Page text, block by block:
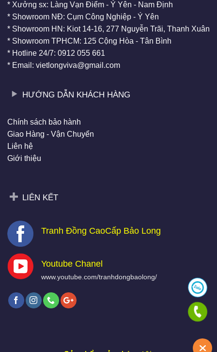
* Xưởng sx: Làng Vạn Điểm - Ý Yên - Nam Định
* Showroom NĐ: Cụm Công Nghiệp - Ý Yên
* Showroom HN: Kiot 14-16, 277 Nguyễn Trãi, Thanh Xuân
* Showroom TPHCM: 125 Cộng Hòa - Tân Bình
* Hotline 24/7: 0912 055 661
* Email: vietlongviva@gmail.com
HƯỚNG DẪN KHÁCH HÀNG
Chính sách bảo hành
Giao Hàng - Vận Chuyển
Liên hệ
Giới thiệu
LIÊN KẾT
Tranh Đồng CaoCấp Bảo Long
Youtube Chanel
www.youtube.com/tranhdongbaolong/